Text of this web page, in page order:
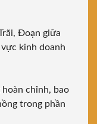
Đoạn giữa
vực kinh doanh
hoàn chỉnh, bao
trong phần